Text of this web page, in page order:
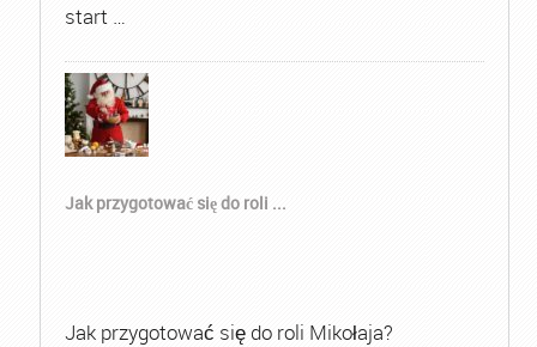
start …
Jak przygotować się do roli ...
Jak przygotować się do roli Mikołaja?